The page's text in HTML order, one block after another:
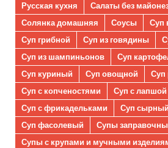
Русская кухня
Салаты без
Солянка домашняя
Соусы
Суп
Суп грибной
Суп из говядины
Суп из шампиньонов
Суп
Суп куриный
Суп овощной
Суп
Суп с копченостями
Суп с лапшой
Суп с фрикадельками
Суп сырный
Суп фасолевый
Супы
Супы с крупами и мучными